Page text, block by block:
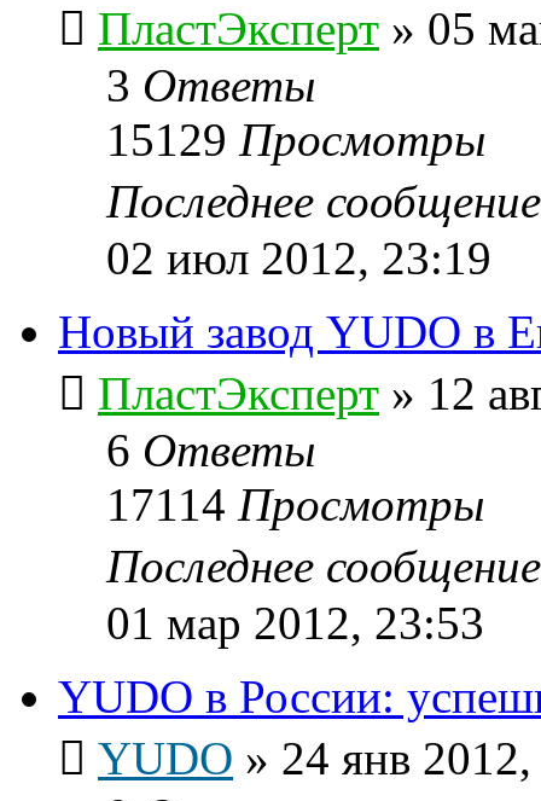
ПластЭксперт » 05
3 Ответы
15129 Просмотры
Последнее
02 июл 2012, 23:19
Новый завод YUDO в
ПластЭксперт » 12
6 Ответы
17114 Просмотры
Последнее
01 мар 2012, 23:53
YUDO в России:
YUDO » 24 янв